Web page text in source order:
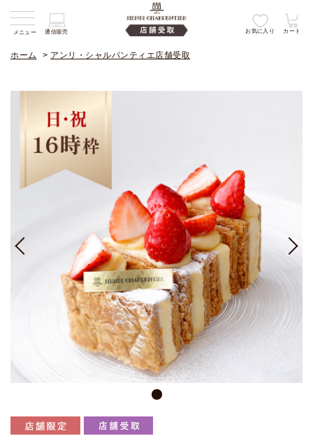
メニュー 通信販売 お気に入り カート
ホーム > アンリ・シャルパンティエ店舗受取